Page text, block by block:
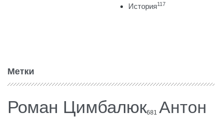
История117
Метки
Роман Цимбалюк681 Антон